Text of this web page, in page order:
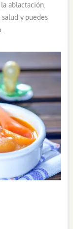
ablactación.
y puedes